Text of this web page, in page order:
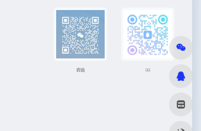
微信 QQ